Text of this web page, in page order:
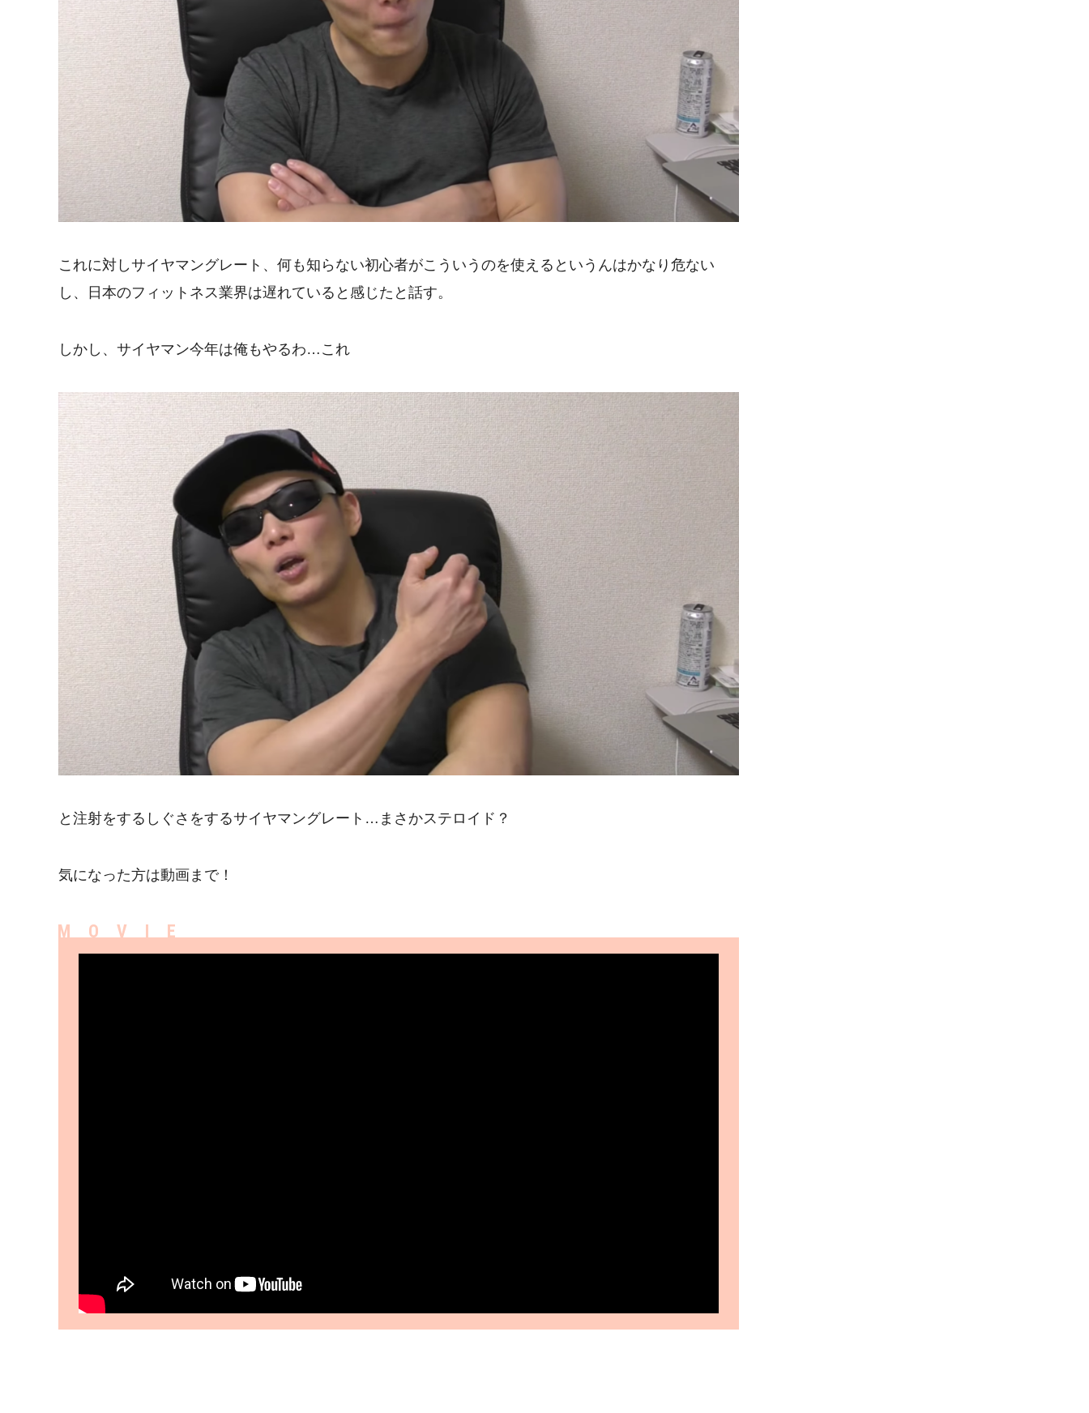
これに対しサイヤマングレート、何も知らない初心者がこういうのを使えるというんはかなり危ない
し、日本のフィットネス業界は遅れていると感じたと話す。
しかし、サイヤマン今年は俺もやるわ…これ
と注射をするしぐさをするサイヤマングレート…まさかステロイド？
気になった方は動画まで！